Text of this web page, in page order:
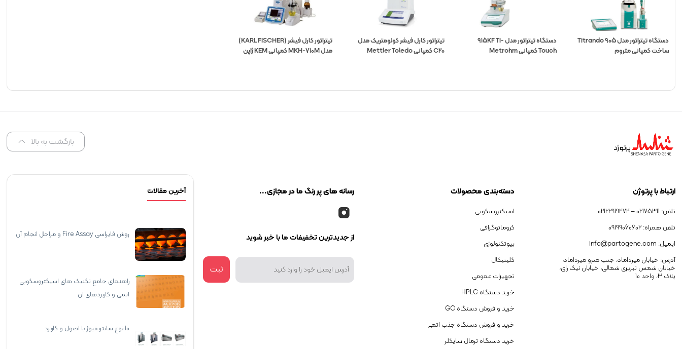
دستگاه تیتراتور مدل 905 Titrando
ساخت کمپانی متروم
دستگاه تیتراتور مدل 915KF Ti-
Touch کمپانی Metrohm
تیتراتور کارل فیشر کولومتریک مدل
C20 کمپانی Mettler Toledo
تیتراتور کارل فیشر (KARL FISCHER)
مدل MKH-710M کمپانی KEM ژاپن
بازگشت به بالا
ارتباط با پرتوژن
تلفن: 02175311 – 02122919474
تلفن همراه: 09199060602
ایمیل: info@partogene.com
آدرس: خیابان میرداماد، جنب مترو میرداماد،
خیابان شمس تبریزی شمالی، خیابان نیک رای،
پلاک 3، واحد 10
دسته‌بندی محصولات
اسپکتروسکوپی
کروماتوگرافی
بیوتکنولوژی
کلینیکال
تجهیزات عمومی
خرید دستگاه HPLC
خرید و فروش دستگاه GC
خرید و فروش دستگاه جذب اتمی
خرید دستگاه ترمال سایکلر
رسانه های پر رنگ ما در مجازی...
از جدیدترین تخفیفات ما با خبر شوید
ثبت
آخرین مقالات
روش فایراسی Fire Assay و مراحل انجام آن
راهنمای جامع تکنیک‌ های اسپکتروسکوپی
اتمی و کاربردهای آن
10 نوع سانتریفیوژ با اصول و کاربرد